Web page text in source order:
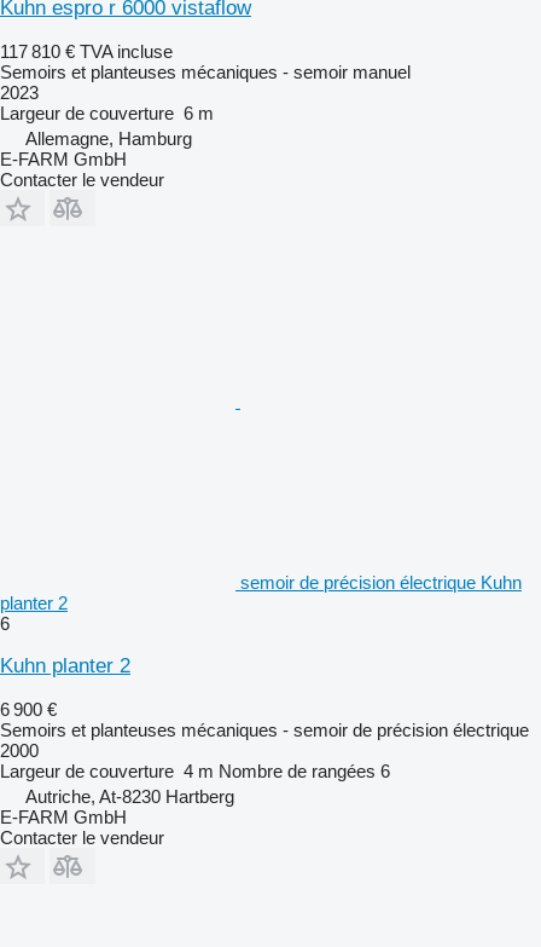
Kuhn espro r 6000 vistaflow
117 810 € TVA incluse
Semoirs et planteuses mécaniques - semoir manuel
2023
Largeur de couverture 6 m
Allemagne, Hamburg
E-FARM GmbH
Contacter le vendeur
semoir de précision électrique Kuhn
planter 2
6
Kuhn planter 2
6 900 €
Semoirs et planteuses mécaniques - semoir de précision électrique
2000
Largeur de couverture 4 m Nombre de rangées 6
Autriche, At-8230 Hartberg
E-FARM GmbH
Contacter le vendeur